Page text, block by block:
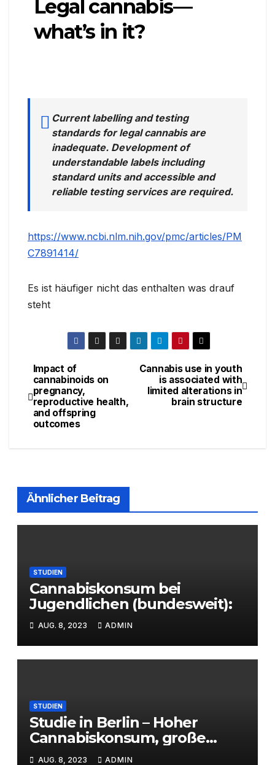
Legal cannabis—
what’s in it?
Current labelling and testing
standards for legal cannabis are
inadequate. Development of
understandable labels including
standard units and accessible and
reliable testing services are required.
https://www.ncbi.nlm.nih.gov/pmc/articles/PM
C7891414/
Es ist häufiger nicht das enthalten was drauf
steht
Beitragsnavigation
Cannabis use in youth
is associated with
limited alterations in
brain structure
Impact of
cannabinoids on
pregnancy,
reproductive health,
and offspring
outcomes
Ähnlicher Beitrag
STUDIEN
Cannabiskonsum bei
Jugendlichen (bundesweit):
AUG. 8, 2023 ADMIN
STUDIEN
Studie in Berlin – Hoher
Cannabiskonsum, große
Wissenslücken
AUG. 8, 2023 ADMIN